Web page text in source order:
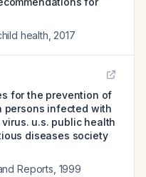
health 2017
for the prevention of
persons infected with
u.s. public health
diseases society
Reports 1999